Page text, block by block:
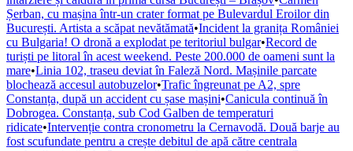
Șerban, cu mașina într-un crater format pe Bulevardul Eroilor din
București. Artista a scăpat nevătămată•Incident la granița României
cu Bulgaria! O dronă a explodat pe teritoriul bulgar•Record de
turiști pe litoral în acest weekend. Peste 200.000 de oameni sunt la
mare•Linia 102, traseu deviat în Faleză Nord. Mașinile parcate
blochează accesul autobuzelor•Trafic îngreunat pe A2, spre
Constanța, după un accident cu șase mașini•Canicula continuă în
Dobrogea. Constanța, sub Cod Galben de temperaturi
ridicate•Intervenție contra cronometru la Cernavodă. Două barje au
fost scufundate pentru a crește debitul de apă către centrala